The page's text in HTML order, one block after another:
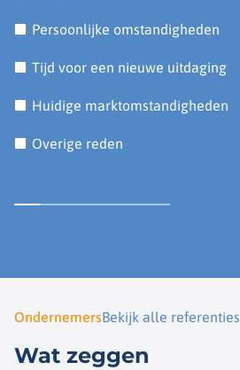
Persoonlijke omstandigheden
Tijd voor een nieuwe uitdaging
Huidige marktomstandigheden
Overige reden
OndernemersBekijk alle referenties
Wat zeggen